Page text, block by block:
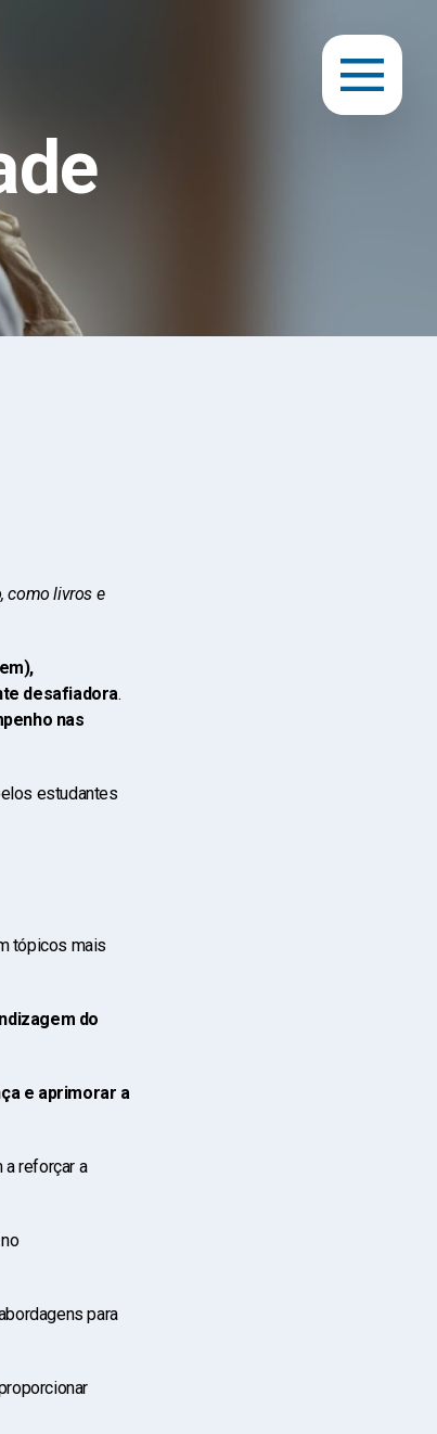
como livros e
desafiadora.
nas
estudantes
tópicos mais
do
e aprimorar a
a reforçar a
para